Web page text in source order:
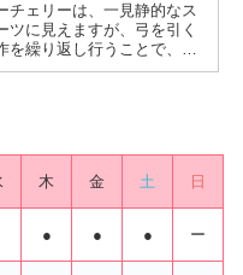
チェリーは、一見静的なス
ツに見えますが、弓を引く
を繰り返し行うことで、特
部位に繰り返し負荷がかか
木 金 土 日
● ● ● ー